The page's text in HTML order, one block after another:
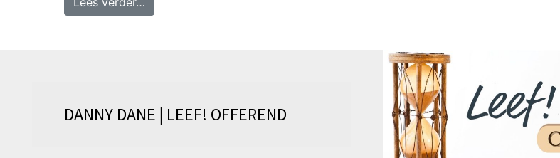
DANNY DANE | LEEF! OFFEREND